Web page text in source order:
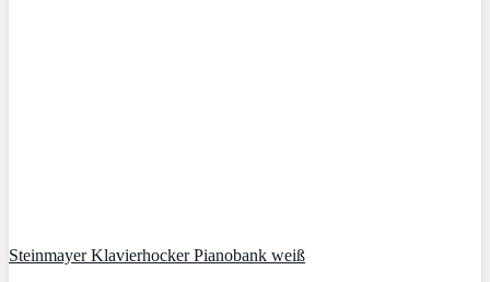
Steinmayer Klavierhocker Pianobank weiß